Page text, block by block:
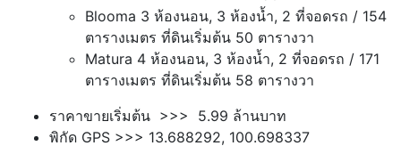
Blooma 3 ห้องนอน, 3 ห้องน้ำ, 2 ที่จอดรถ / 154
ตารางเมตร ที่ดินเริ่มต้น 50 ตารางวา
Matura 4 ห้องนอน, 3 ห้องน้ำ, 2 ที่จอดรถ / 171
ตารางเมตร ที่ดินเริ่มต้น 58 ตารางวา
ราคาขายเริ่มต้น >>> 5.99 ล้านบาท
พิกัด GPS >>> 13.688292, 100.698337